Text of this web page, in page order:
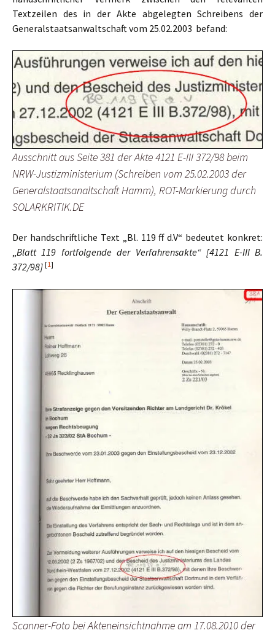
Textzeilen des in der Akte abgelegten Schreibens der
Generalstaatsanwaltschaft vom 25.02.2003 befand:
Ausschnitt aus Seite 381 der Akte 4121 E-III 372/98 beim
NRW-Justizministerium (Schreiben vom 25.02.2003 der
Generalstaatsanaltschaft Hamm), ROT-Markierung durch
SOLARKRITIK.DE
Der handschriftliche Text „Bl. 119 ff d.V“ bedeutet konkret:
Blatt 119 fortfolgende der Verfahrensakte“ [4121 E-III B.
372/98] [1]
Scanner-Foto bei Akteneinsichtnahme am 17.08.2010 der